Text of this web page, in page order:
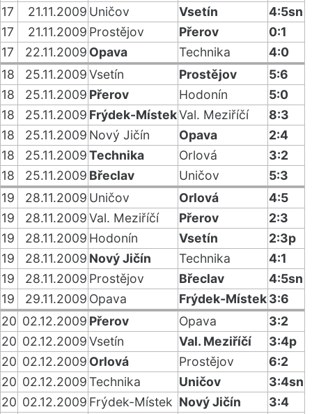
17 21.11.2009 Uničov Vsetín
4:5sn
17
21.11.2009 Prostějov Přerov
0:1
17
22.11.2009 Opava Technika
4:0
18
25.11.2009Vsetín Prostějov
5:6
18
25.11.2009 Přerov Hodonín
5:0
18
25.11.2009 Frýdek-MístekVal. Meziříčí
8:3
18
25.11.2009 Nový Jičín Opava
2:4
18
25.11.2009Technika Orlová
3:2
18
25.11.2009 Břeclav Uničov
5:3
19
28.11.2009 Uničov Orlová
4:5
19
28.11.2009Val. Meziříčí Přerov
2:3
19
28.11.2009 Hodonín Vsetín
2:3p
19
28.11.2009 Nový Jičín Technika
4:1
19
28.11.2009 Prostějov Břeclav
4:5sn
19
29.11.2009 Opava Frýdek-Místek3:6
20 02.12.2009 Přerov Opava
3:2
20 02.12.2009Vsetín Val. Meziříčí
3:4p
20 02.12.2009 Orlová Prostějov
6:2
20 02.12.2009Technika Uničov
3:4sn
20 02.12.2009 Frýdek-Místek Nový Jičín
3:4